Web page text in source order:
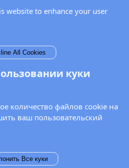
ассамблеей ОБСЕ
почты для получения
ПА ОБСЕ.
website to enhance your user
All Cookies
куки
количество файлов cookie на
ваш пользовательский
Все куки